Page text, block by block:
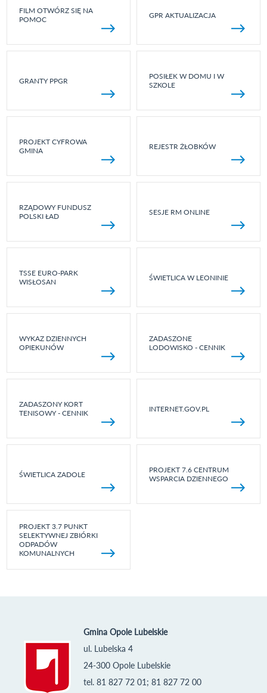
FILM OTWÓRZ SIĘ NA
POMOC
GPR AKTUALIZACJA
GRANTY PPGR
POSIŁEK W DOMU I W
SZKOLE
PROJEKT CYFROWA
GMINA
REJESTR ŻŁOBKÓW
RZĄDOWY FUNDUSZ
POLSKI ŁAD
SESJE RM ONLINE
TSSE EURO-PARK
WISŁOSAN
ŚWIETLICA W LEONINIE
WYKAZ DZIENNYCH
OPIEKUNÓW
ZADASZONE
LODOWISKO - CENNIK
ZADASZONY KORT
TENISOWY - CENNIK
INTERNET.GOV.PL
ŚWIETLICA ZADOLE
PROJEKT 7.6 CENTRUM
WSPARCIA DZIENNEGO
PROJEKT 3.7 PUNKT
SELEKTYWNEJ ZBIÓRKI
ODPADÓW
KOMUNALNYCH
Gmina Opole Lubelskie
ul. Lubelska 4
24-300 Opole Lubelskie
tel. 81 827 72 01; 81 827 72 00